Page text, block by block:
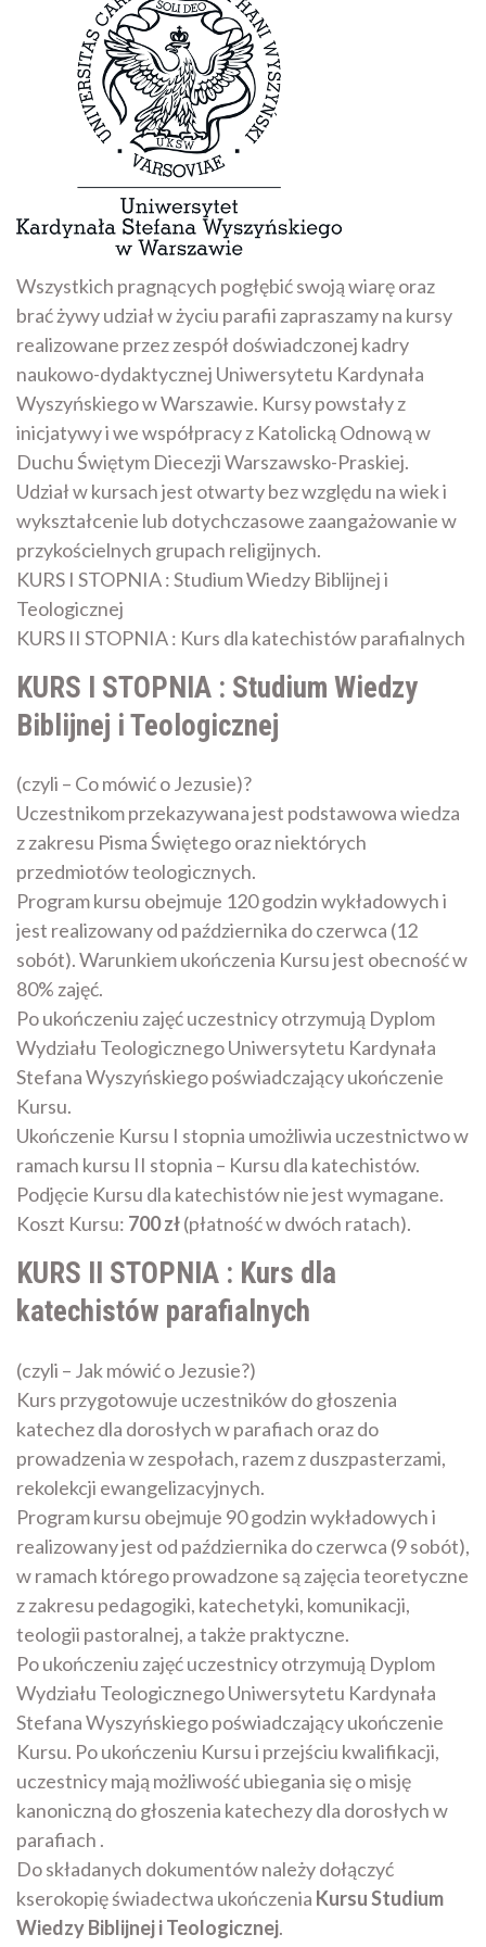
Wszystkich pragnących pogłębić swoją wiarę oraz
brać żywy udział w życiu parafii zapraszamy na kursy
realizowane przez zespół doświadczonej kadry
naukowo-dydaktycznej Uniwersytetu Kardynała
Wyszyńskiego w Warszawie. Kursy powstały z
inicjatywy i we współpracy z Katolicką Odnową w
Duchu Świętym Diecezji Warszawsko-Praskiej.
Udział w kursach jest otwarty bez względu na wiek i
wykształcenie lub dotychczasowe zaangażowanie w
przykościelnych grupach religijnych.
KURS I STOPNIA : Studium Wiedzy Biblijnej i
Teologicznej
KURS II STOPNIA : Kurs dla katechistów parafialnych
KURS I STOPNIA : Studium Wiedzy
Biblijnej i Teologicznej
(czyli – Co mówić o Jezusie)?
Uczestnikom przekazywana jest podstawowa wiedza
z zakresu Pisma Świętego oraz niektórych
przedmiotów teologicznych.
Program kursu obejmuje 120 godzin wykładowych i
jest realizowany od października do czerwca (12
sobót). Warunkiem ukończenia Kursu jest obecność w
80% zajęć.
Po ukończeniu zajęć uczestnicy otrzymują Dyplom
Wydziału Teologicznego Uniwersytetu Kardynała
Stefana Wyszyńskiego poświadczający ukończenie
Kursu.
Ukończenie Kursu I stopnia umożliwia uczestnictwo w
ramach kursu II stopnia – Kursu dla katechistów.
Podjęcie Kursu dla katechistów nie jest wymagane.
Koszt Kursu: 700 zł(płatność w dwóch ratach).
KURS II STOPNIA : Kurs dla
katechistów parafialnych
(czyli – Jak mówić o Jezusie?)
Kurs przygotowuje uczestników do głoszenia
katechez dla dorosłych w parafiach oraz do
prowadzenia w zespołach, razem z duszpasterzami,
rekolekcji ewangelizacyjnych.
Program kursu obejmuje 90 godzin wykładowych i
realizowany jest od października do czerwca (9 sobót),
w ramach którego prowadzone są zajęcia teoretyczne
z zakresu pedagogiki, katechetyki, komunikacji,
teologii pastoralnej, a także praktyczne.
Po ukończeniu zajęć uczestnicy otrzymują Dyplom
Wydziału Teologicznego Uniwersytetu Kardynała
Stefana Wyszyńskiego poświadczający ukończenie
Kursu. Po ukończeniu Kursu i przejściu kwalifikacji,
uczestnicy mają możliwość ubiegania się o misję
kanoniczną do głoszenia katechezy dla dorosłych w
parafiach .
Do składanych dokumentów należy dołączyć
kserokopię świadectwa ukończenia Kursu Studium
Wiedzy Biblijnej i Teologicznej.